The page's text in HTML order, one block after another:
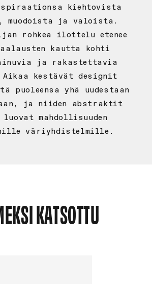
kiehtovista
muodoista ja valoista.
rohkea ilottelu etenee
kautta kohti
ja rakastettavia
Aikaa kestävät designit
puoleensa yhä uudestaan
ja niiden abstraktit
mahdollisuuden
väriyhdistelmille.
KATSOTTU